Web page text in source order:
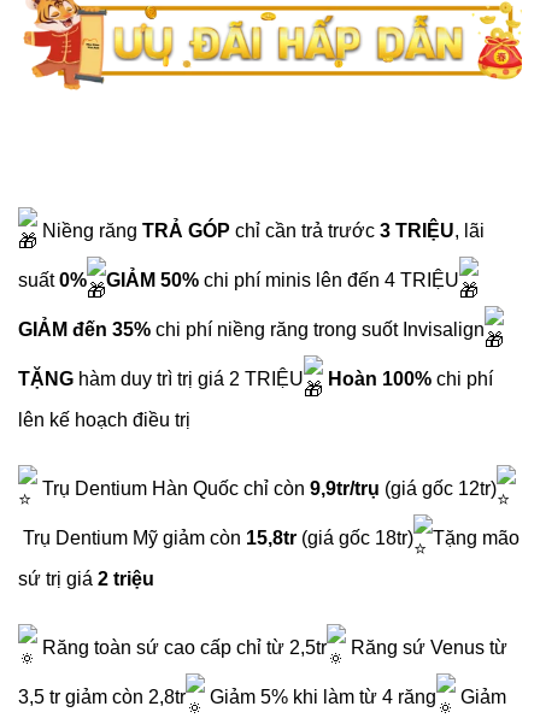
Niềng răng TRẢ GÓP chỉ cần trả trước 3 TRIỆU, lãi
suất0% GIẢM 50% chi phí minis lên đến 4 TRIỆU
GIẢM đến 35% chi phí niềng răng trong suốt Invisalign
TẶNG hàm duy trì trị giá 2 TRIỆU Hoàn 100% chi phí
lên kế hoạch điều trị
Trụ Dentium Hàn Quốc chỉ còn 9,9tr/trụ (giá gốc 12tr)
Trụ Dentium Mỹ giảm còn 15,8tr (giá gốc 18tr) Tặng mão
sứ trị giá 2 triệu
Răng toàn sứ cao cấp chỉ từ 2,5tr Răng sứ Venus từ
3,5 tr giảm còn 2,8tr Giảm 5% khi làm từ 4 răng Giảm